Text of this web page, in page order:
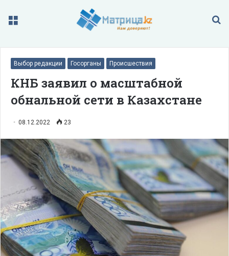
Меню
Выбор редакции Госорганы Происшествия
КНБ заявил о масштабной
обнальной сети в Казахстане
08.12.2022 23